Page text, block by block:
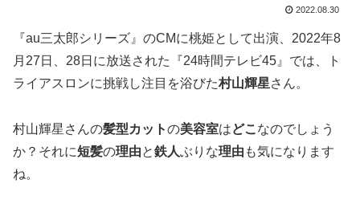
2022.08.30
『au三太郎シリーズ』のCMに桃姫として出演、2022年8
月27日、28日に放送された『24時間テレビ45』では、ト
ライアスロンに挑戦し注目を浴びた村山輝星さん。
村山輝星さんの髪型カットの美容室はどこ なのでしょう
か？それに短髪の理由と鉄人ぶりな理由 も気になります
ね。